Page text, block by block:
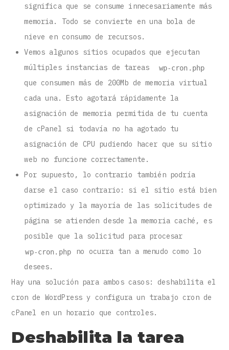
significa que se consume innecesariamente más
memoria. Todo se convierte en una bola de
nieve en consumo de recursos.
Vemos algunos sitios ocupados que ejecutan
múltiples instancias de tareas
wp-cron.php
que consumen más de 200Mb de memoria virtual
cada una. Esto agotará rápidamente la
asignación de memoria permitida de tu cuenta
de cPanel si todavía no ha agotado tu
asignación de CPU pudiendo hacer que su sitio
web no funcione correctamente.
Por supuesto, lo contrario también podría
darse el caso contrario: si el sitio está bien
optimizado y la mayoría de las solicitudes de
página se atienden desde la memoria caché, es
posible que la solicitud para procesar
wp-cron.php
no ocurra tan a menudo como lo
desees.
Hay una solución para ambos casos: deshabilita el
cron de WordPress y configura un trabajo cron de
cPanel en un horario que controles.
Deshabilita la tarea